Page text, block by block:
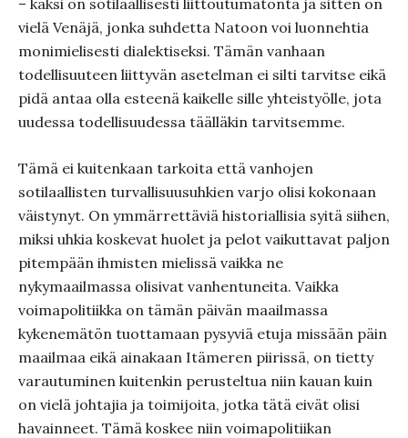
– kaksi on sotilaallisesti liittoutumatonta ja sitten on
vielä Venäjä, jonka suhdetta Natoon voi luonnehtia
monimielisesti dialektiseksi. Tämän vanhaan
todellisuuteen liittyvän asetelman ei silti tarvitse eikä
pidä antaa olla esteenä kaikelle sille yhteistyölle, jota
uudessa todellisuudessa täälläkin tarvitsemme.
Tämä ei kuitenkaan tarkoita että vanhojen
sotilaallisten turvallisuusuhkien varjo olisi kokonaan
väistynyt. On ymmärrettäviä historiallisia syitä siihen,
miksi uhkia koskevat huolet ja pelot vaikuttavat paljon
pitempään ihmisten mielissä vaikka ne
nykymaailmassa olisivat vanhentuneita. Vaikka
voimapolitiikka on tämän päivän maailmassa
kykenemätön tuottamaan pysyviä etuja missään päin
maailmaa eikä ainakaan Itämeren piirissä, on tietty
varautuminen kuitenkin perusteltua niin kauan kuin
on vielä johtajia ja toimijoita, jotka tätä eivät olisi
havainneet. Tämä koskee niin voimapolitiikan